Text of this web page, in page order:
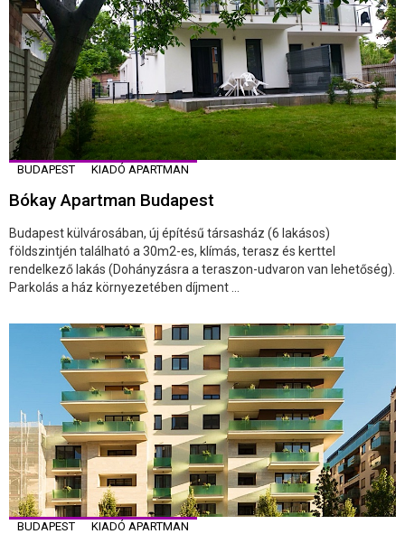
BUDAPEST KIADÓ APARTMAN
Bókay Apartman Budapest
Budapest külvárosában, új építésű társasház (6 lakásos)
földszintjén található a 30m2-es, klímás, terasz és kerttel
rendelkező lakás (Dohányzásra a teraszon-udvaron van lehetőség).
Parkolás a ház környezetében díjment ...
BUDAPEST KIADÓ APARTMAN